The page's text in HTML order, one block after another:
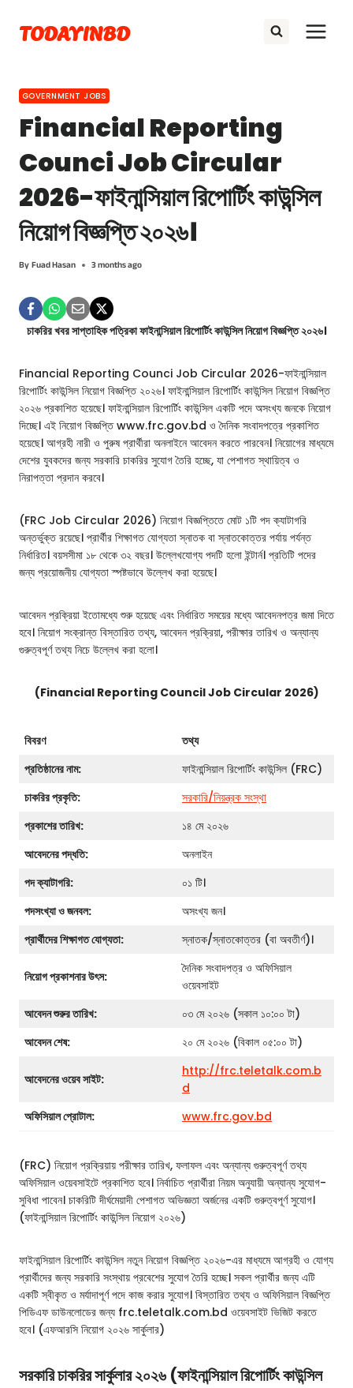
content
TODAYINBD
GOVERNMENT JOBS
Financial Reporting
Counci Job Circular
2026-ফাইনান্সিয়াল রিপোর্টিং কাউন্সিল
নিয়োগ বিজ্ঞপ্তি ২০২৬।
ByFuad Hasan 3 months ago
চাকরির খবর সাপ্তাহিক পত্রিকা ফাইনান্সিয়াল রিপোর্টিং কাউন্সিল নিয়োগ বিজ্ঞপ্তি ২০২৬।
Financial Reporting Counci Job Circular 2026-ফাইনান্সিয়াল
রিপোর্টিং কাউন্সিল নিয়োগ বিজ্ঞপ্তি ২০২৬। ফাইনান্সিয়াল রিপোর্টিং কাউন্সিল নিয়োগ বিজ্ঞপ্তি
২০২৬ প্রকাশিত হয়েছে। ফাইনান্সিয়াল রিপোর্টিং কাউন্সিল একটি পদে অসংখ্য জনকে নিয়োগ
দিচ্ছে। এই নিয়োগ বিজ্ঞপ্তি www.frc.gov.bd ও দৈনিক সংবাদপত্রে প্রকাশিত
হয়েছে। আগ্রহী নারী ও পুরুষ প্রার্থীরা অনলাইনে আবেদন করতে পারবেন। নিয়োগের মাধ্যমে
দেশের যুবকদের জন্য সরকারি চাকরির সুযোগ তৈরি হচ্ছে, যা পেশাগত স্থায়িত্ব ও
নিরাপত্তা প্রদান করবে।
(FRC Job Circular 2026) নিয়োগ বিজ্ঞপ্তিতে মোট ১টি পদ ক্যাটাগরি
অন্তর্ভুক্ত রয়েছে। প্রার্থীর শিক্ষাগত যোগ্যতা স্নাতক বা স্নাতকোত্তর পর্যায় পর্যন্ত
নির্ধারিত। বয়সসীমা ১৮ থেকে ৩২ বছর। উল্লেখযোগ্য পদটি হলো ইন্টার্ন। প্রতিটি পদের
জন্য প্রয়োজনীয় যোগ্যতা স্পষ্টভাবে উল্লেখ করা হয়েছে।
আবেদন প্রক্রিয়া ইতোমধ্যে শুরু হয়েছে এবং নির্ধারিত সময়ের মধ্যে আবেদনপত্র জমা দিতে
হবে। নিয়োগ সংক্রান্ত বিস্তারিত তথ্য, আবেদন প্রক্রিয়া, পরীক্ষার তারিখ ও অন্যান্য
গুরুত্বপূর্ণ তথ্য নিচে উল্লেখ করা হলো।
(Financial Reporting Council Job Circular 2026)
বিবরণ
তথ্য
প্রতিষ্ঠানের নাম:
ফাইনান্সিয়াল রিপোর্টিং কাউন্সিল (FRC)
চাকরির প্রকৃতি:
সরকারি/নিয়ন্ত্রক সংস্থা
প্রকাশের তারিখ:
১৪ মে ২০২৬
আবেদনের পদ্ধতি:
অনলাইন
পদ ক্যাটাগরি:
০১ টি।
পদসংখ্যা ও জনবল:
অসংখ্য জন।
প্রার্থীদের শিক্ষাগত যোগ্যতা:
স্নাতক/স্নাতকোত্তর (বা অবতীর্ণ)।
নিয়োগ প্রকাশনার উৎস:
দৈনিক সংবাদপত্র ও অফিসিয়াল
ওয়েবসাইট
আবেদন শুরুর তারিখ:
০৩ মে ২০২৬ (সকাল ১০:০০ টা)
আবেদন শেষ:
২০ মে ২০২৬ (বিকাল ০৫:০০ টা)
আবেদনের ওয়েব সাইট:
http://frc.teletalk.com.b
d
অফিসিয়াল প্রোটাল:
www.frc.gov.bd
(FRC) নিয়োগ প্রক্রিয়ায় পরীক্ষার তারিখ, ফলাফল এবং অন্যান্য গুরুত্বপূর্ণ তথ্য
অফিসিয়াল ওয়েবসাইটে প্রকাশিত হবে। নির্বাচিত প্রার্থীরা নিয়ম অনুযায়ী অন্যান্য সুযোগ-
সুবিধা পাবেন। চাকরিটি দীর্ঘমেয়াদী পেশাগত অভিজ্ঞতা অর্জনের একটি গুরুত্বপূর্ণ সুযোগ।
(ফাইনান্সিয়াল রিপোর্টিং কাউন্সিল নিয়োগ ২০২৬)
ফাইনান্সিয়াল রিপোর্টিং কাউন্সিল নতুন নিয়োগ বিজ্ঞপ্তি ২০২৬-এর মাধ্যমে আগ্রহী ও যোগ্য
প্রার্থীদের জন্য সরকারি সংস্থায় প্রবেশের সুযোগ তৈরি হচ্ছে। সকল প্রার্থীর জন্য এটি
একটি স্বীকৃত ও মর্যাদাপূর্ণ পদে কাজ করার সুযোগ। বিস্তারিত তথ্য ও অফিসিয়াল বিজ্ঞপ্তি
পিডিএফ ডাউনলোডের জন্য frc.teletalk.com.bd ওয়েবসাইট ভিজিট করতে
হবে। (এফআরসি নিয়োগ ২০২৬ সার্কুলার)
সরকারি চাকরির সার্কুলার ২০২৬ (ফাইনান্সিয়াল রিপোর্টিং কাউন্সিল